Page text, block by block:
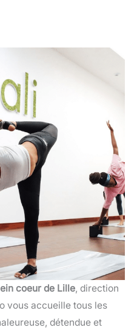
coeur de Lille, direction
vous accueille tous les
détendue et